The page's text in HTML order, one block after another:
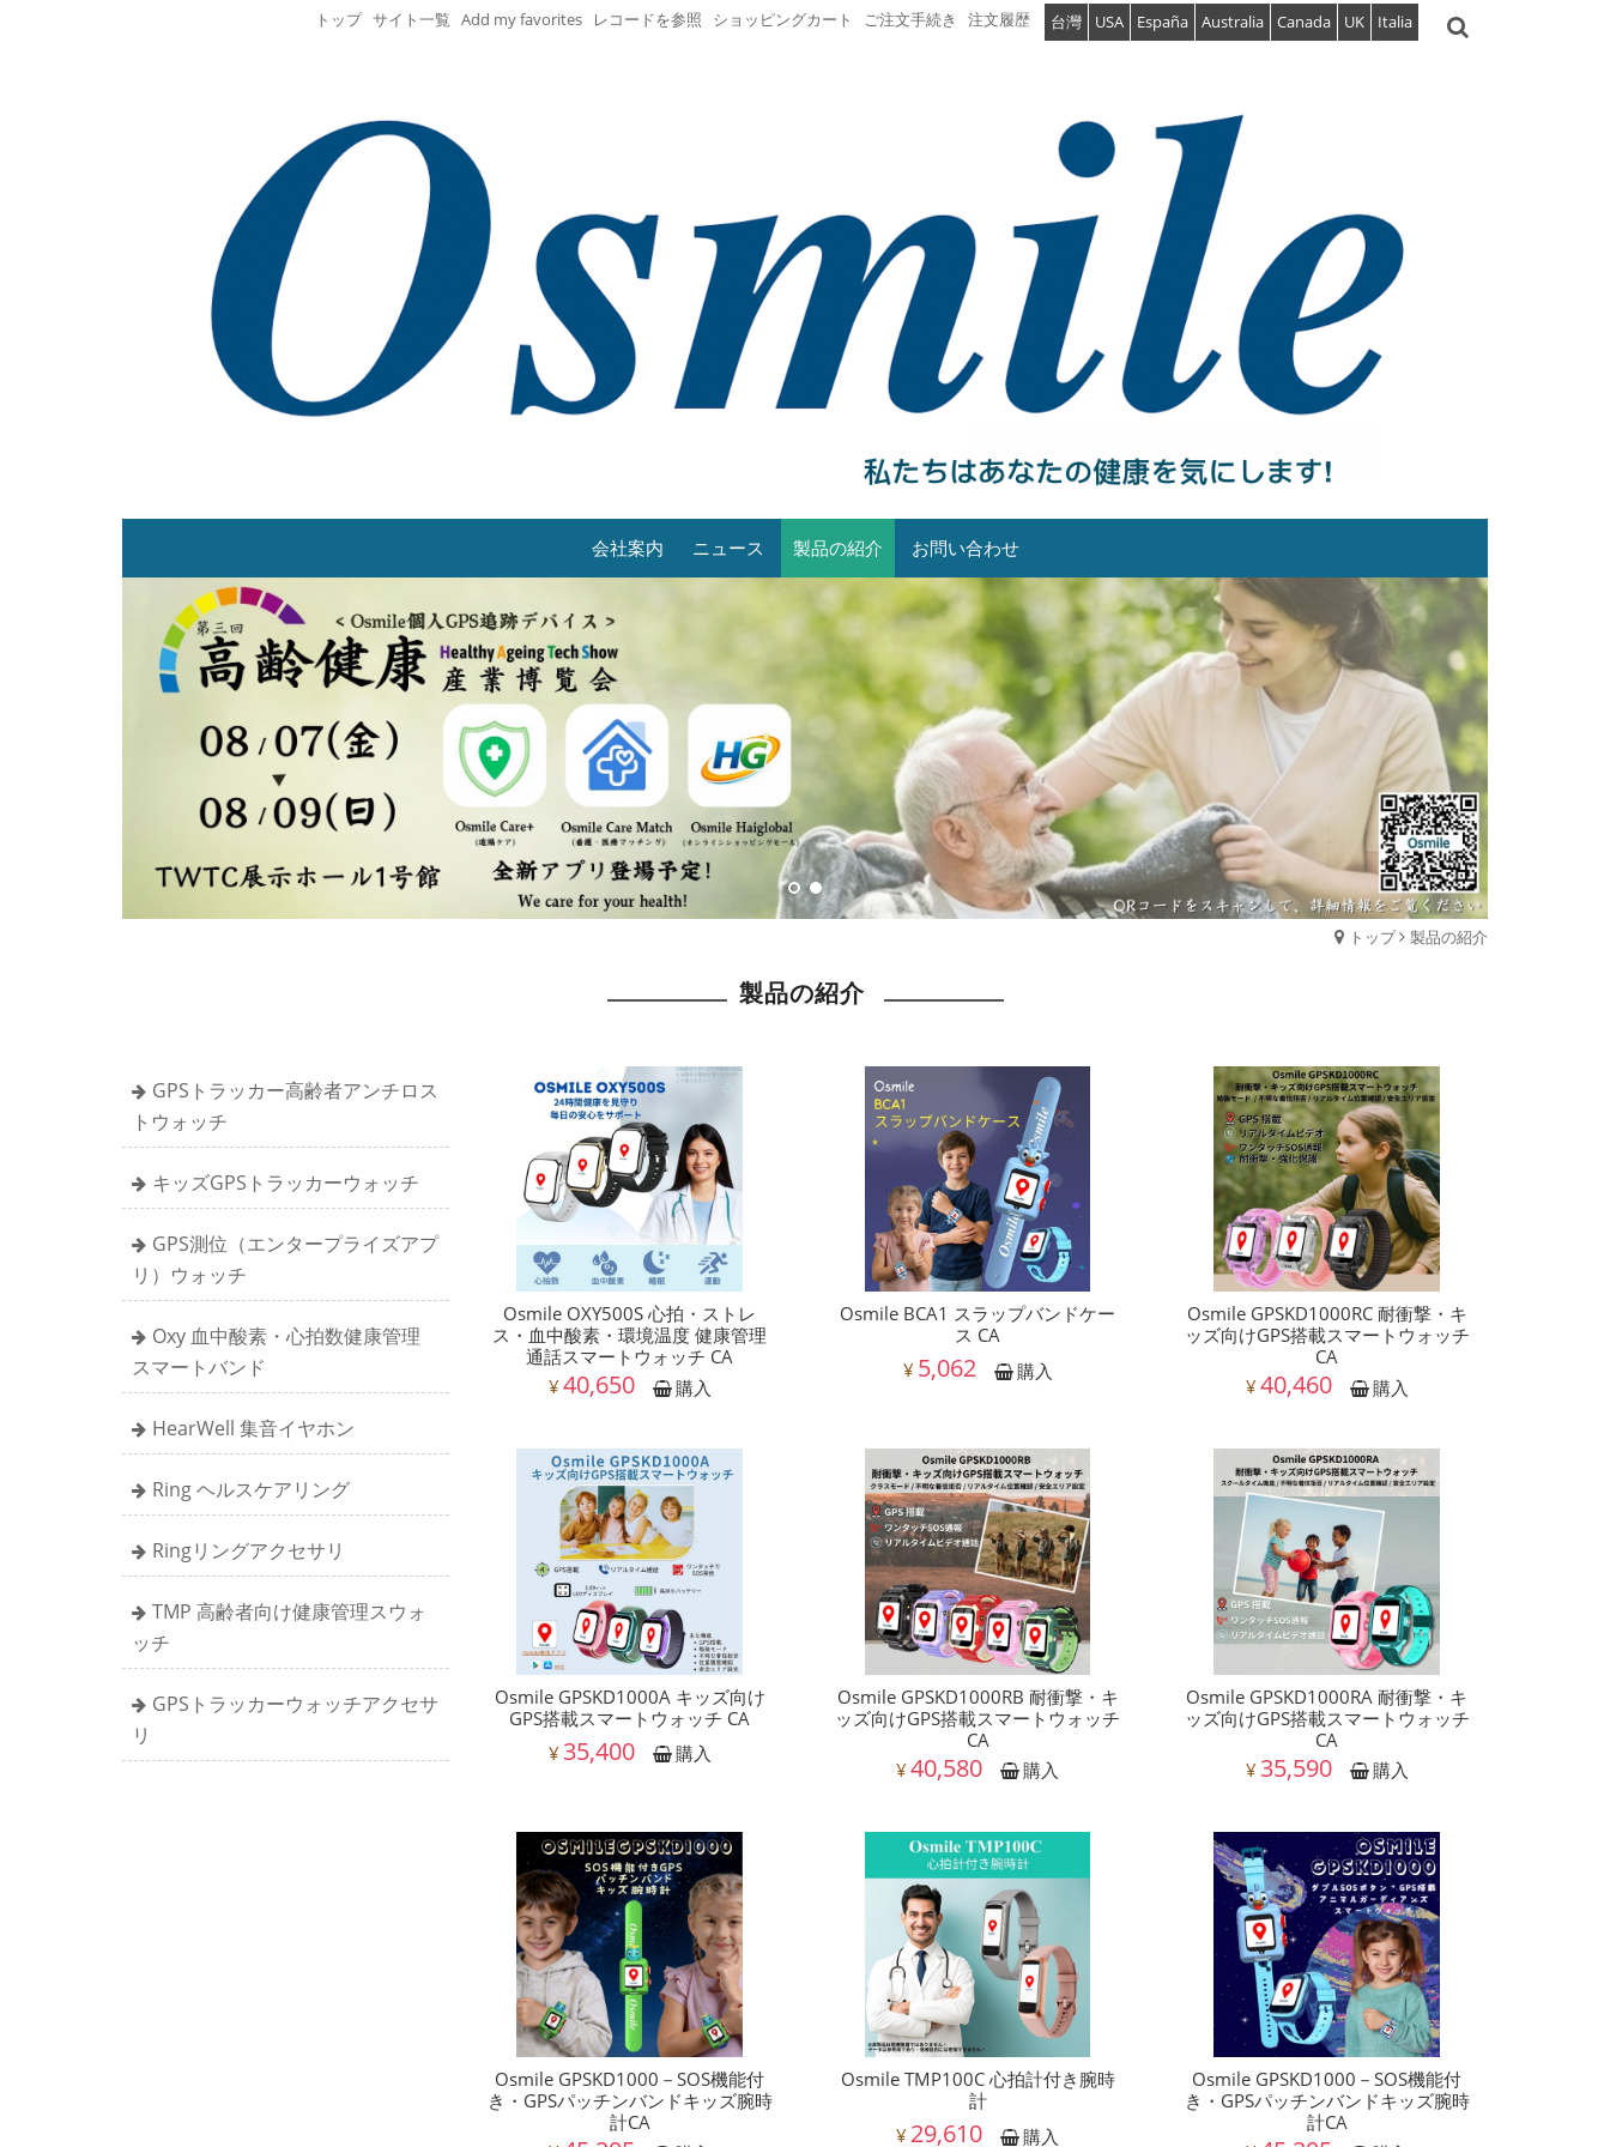
トップ サイト一覧 Add my favorites 台灣 USA España Australia Canada UK Italia
レコードを参照 ショッピングカート ご注文手続き 注文履歴
会社案内 ニュース 製品の紹介 お問い合わせ
トップ 製品の紹介
製品の紹介
GPSトラッカー高齢者アンチロス
トウォッチ
キッズGPSトラッカーウォッチ
GPS測位（エンタープライズアプ
リ）ウォッチ
Oxy 血中酸素・心拍数健康管理
スマートバンド
HearWell 集音イヤホン
Ring ヘルスケアリング
Ringリングアクセサリ
TMP 高齢者向け健康管理スウォ
ッチ
GPSトラッカーウォッチアクセサ
リ
Osmile OXY500S 心拍・ストレ
ス・血中酸素・環境温度 健康管理
通話スマートウォッチ CA
¥40,650 購入
Osmile BCA1 スラップバンドケー
ス CA
¥ 5,062 購入
Osmile GPSKD1000RC 耐衝撃・キ
ッズ向けGPS搭載スマートウォッチ
CA
¥40,460 購入
Osmile GPSKD1000A キッズ向け
GPS搭載スマートウォッチ CA
¥ 35,400 購入
Osmile GPSKD1000RB 耐衝撃・キ
ッズ向けGPS搭載スマートウォッチ
CA
¥40,580 購入
Osmile GPSKD1000RA 耐衝撃・キ
ッズ向けGPS搭載スマートウォッチ
CA
¥ 35,590 購入
Osmile GPSKD1000－SOS機能付
き・GPSパッチンバンドキッズ腕時
計CA
Osmile TMP100C 心拍計付き腕時
計
¥ 29,610 購入
Osmile GPSKD1000－SOS機能付
き・GPSパッチンバンドキッズ腕時
計CA